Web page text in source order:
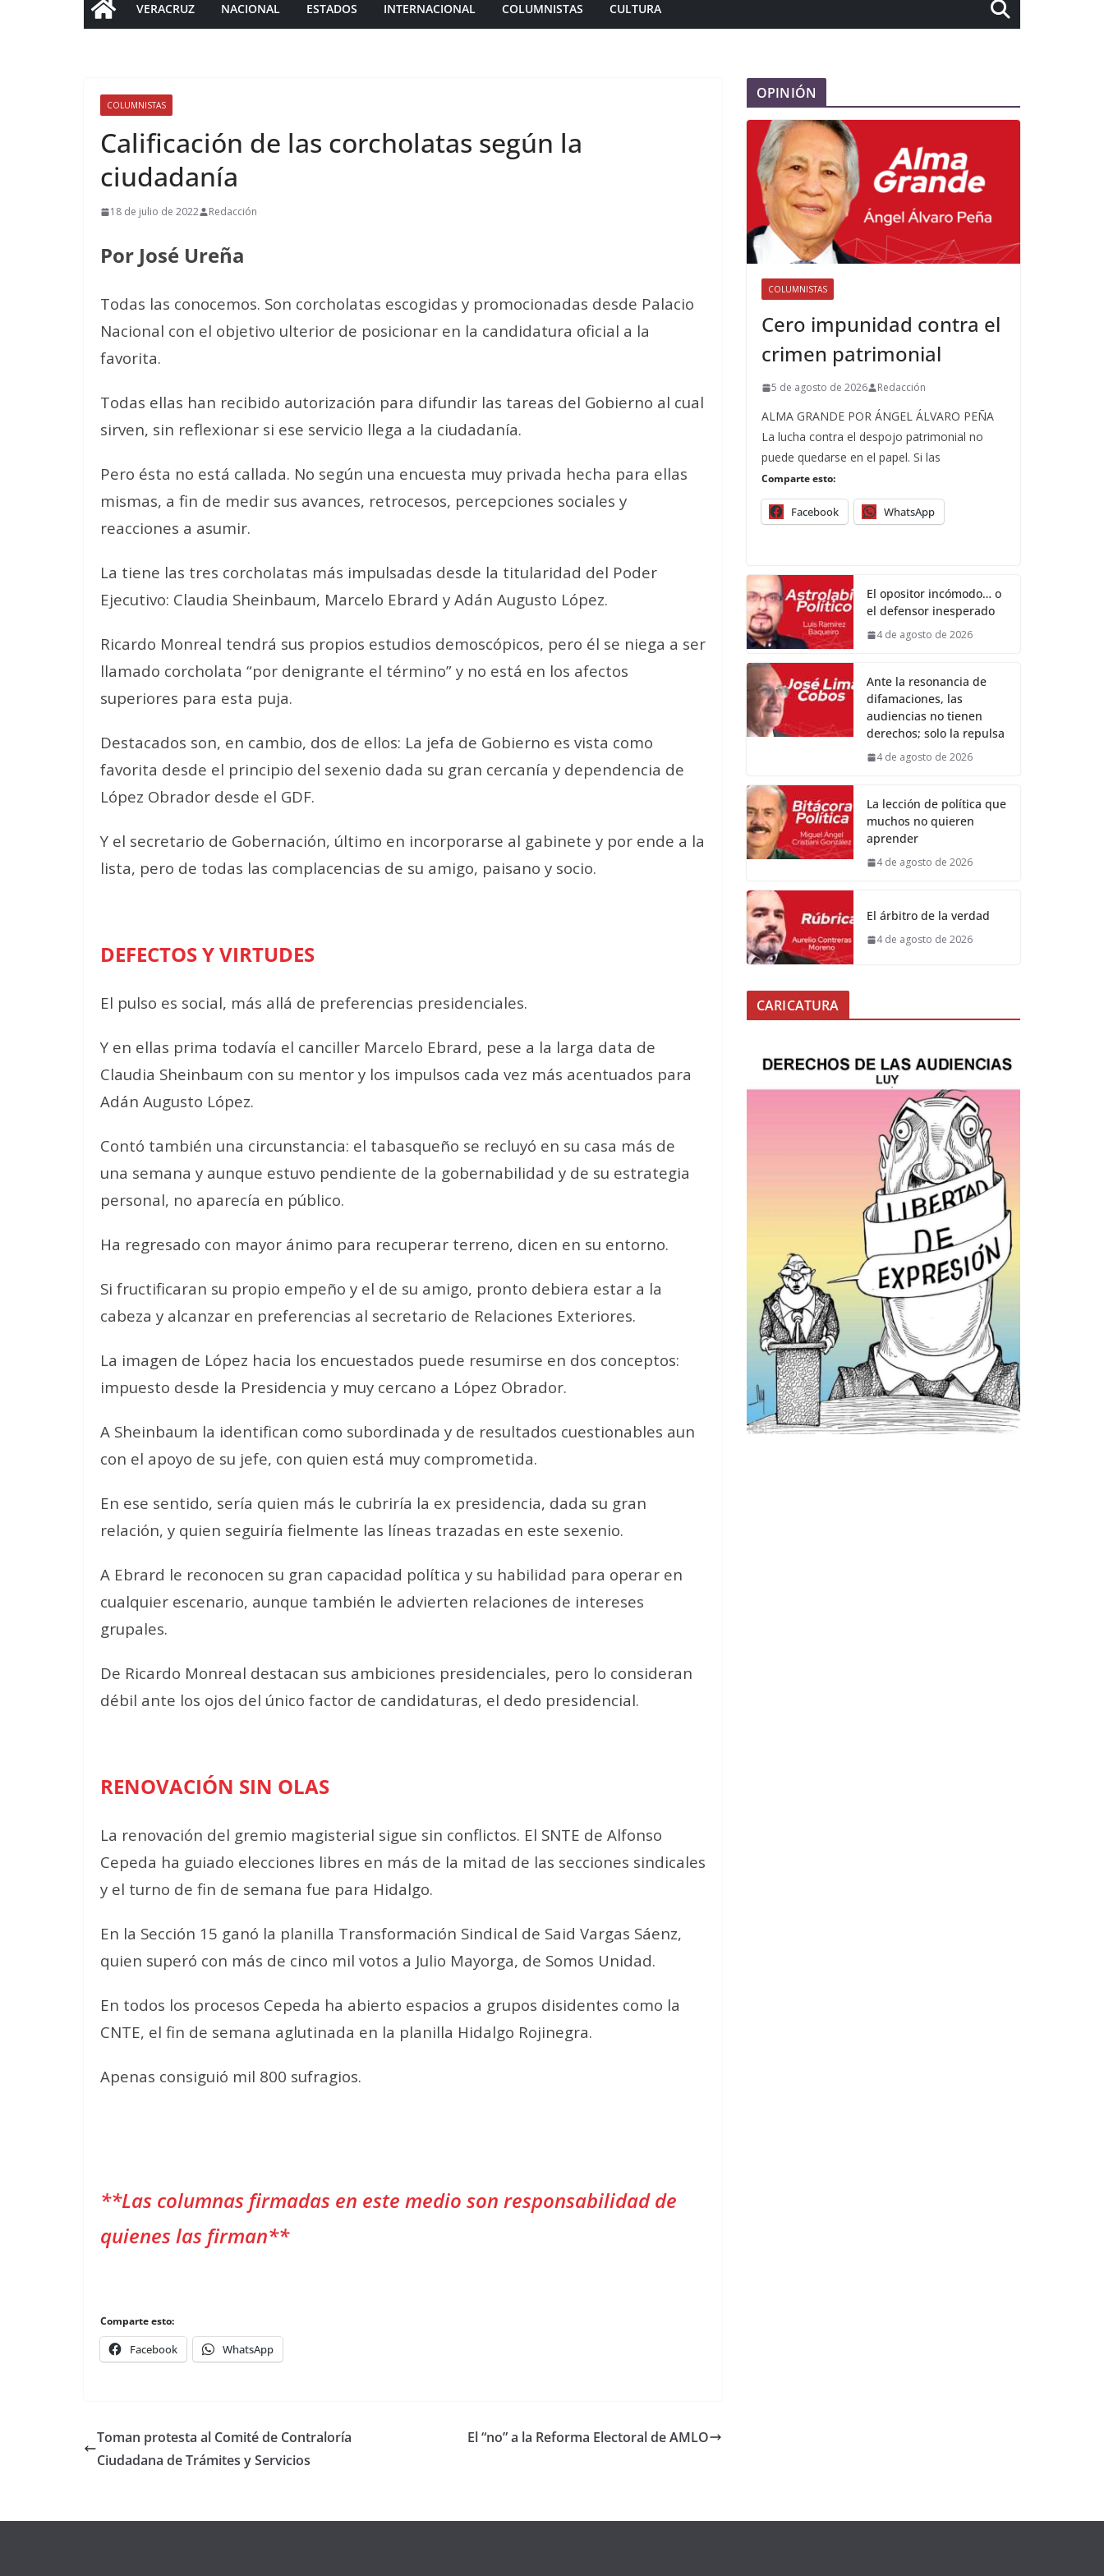
VERACRUZ NACIONAL ESTADOS INTERNACIONAL COLUMNISTAS CULTURA
COLUMNISTAS
Calificación de las corcholatas según la
ciudadanía
18 de julio de 2022 Redacción
Por José Ureña
Todas las conocemos. Son corcholatas escogidas y promocionadas desde Palacio
Nacional con el objetivo ulterior de posicionar en la candidatura oficial a la
favorita.
Todas ellas han recibido autorización para difundir las tareas del Gobierno al cual
sirven, sin reflexionar si ese servicio llega a la ciudadanía.
Pero ésta no está callada. No según una encuesta muy privada hecha para ellas
mismas, a fin de medir sus avances, retrocesos, percepciones sociales y
reacciones a asumir.
La tiene las tres corcholatas más impulsadas desde la titularidad del Poder
Ejecutivo: Claudia Sheinbaum, Marcelo Ebrard y Adán Augusto López.
Ricardo Monreal tendrá sus propios estudios demoscópicos, pero él se niega a ser
llamado corcholata “por denigrante el término” y no está en los afectos
superiores para esta puja.
Destacados son, en cambio, dos de ellos: La jefa de Gobierno es vista como
favorita desde el principio del sexenio dada su gran cercanía y dependencia de
López Obrador desde el GDF.
Y el secretario de Gobernación, último en incorporarse al gabinete y por ende a la
lista, pero de todas las complacencias de su amigo, paisano y socio.
DEFECTOS Y VIRTUDES
El pulso es social, más allá de preferencias presidenciales.
Y en ellas prima todavía el canciller Marcelo Ebrard, pese a la larga data de
Claudia Sheinbaum con su mentor y los impulsos cada vez más acentuados para
Adán Augusto López.
Contó también una circunstancia: el tabasqueño se recluyó en su casa más de
una semana y aunque estuvo pendiente de la gobernabilidad y de su estrategia
personal, no aparecía en público.
Ha regresado con mayor ánimo para recuperar terreno, dicen en su entorno.
Si fructificaran su propio empeño y el de su amigo, pronto debiera estar a la
cabeza y alcanzar en preferencias al secretario de Relaciones Exteriores.
La imagen de López hacia los encuestados puede resumirse en dos conceptos:
impuesto desde la Presidencia y muy cercano a López Obrador.
A Sheinbaum la identifican como subordinada y de resultados cuestionables aun
con el apoyo de su jefe, con quien está muy comprometida.
En ese sentido, sería quien más le cubriría la ex presidencia, dada su gran
relación, y quien seguiría fielmente las líneas trazadas en este sexenio.
A Ebrard le reconocen su gran capacidad política y su habilidad para operar en
cualquier escenario, aunque también le advierten relaciones de intereses
grupales.
De Ricardo Monreal destacan sus ambiciones presidenciales, pero lo consideran
débil ante los ojos del único factor de candidaturas, el dedo presidencial.
RENOVACIÓN SIN OLAS
La renovación del gremio magisterial sigue sin conflictos. El SNTE de Alfonso
Cepeda ha guiado elecciones libres en más de la mitad de las secciones sindicales
y el turno de fin de semana fue para Hidalgo.
En la Sección 15 ganó la planilla Transformación Sindical de Said Vargas Sáenz,
quien superó con más de cinco mil votos a Julio Mayorga, de Somos Unidad.
En todos los procesos Cepeda ha abierto espacios a grupos disidentes como la
CNTE, el fin de semana aglutinada en la planilla Hidalgo Rojinegra.
Apenas consiguió mil 800 sufragios.
**Las columnas firmadas en este medio son responsabilidad de
quienes las firman**
Comparte esto:
Facebook WhatsApp
Toman protesta al Comité de Contraloría
Ciudadana de Trámites y Servicios
El “no” a la Reforma Electoral de AMLO
OPINIÓN
COLUMNISTAS
Cero impunidad contra el
crimen patrimonial
5 de agosto de 2026 Redacción
ALMA GRANDE POR ÁNGEL ÁLVARO PEÑA
La lucha contra el despojo patrimonial no
puede quedarse en el papel. Si las
Comparte esto:
Facebook WhatsApp
El opositor incómodo… o
el defensor inesperado
4 de agosto de 2026
Ante la resonancia de
difamaciones, las
audiencias no tienen
derechos; solo la repulsa
4 de agosto de 2026
La lección de política que
muchos no quieren
aprender
4 de agosto de 2026
El árbitro de la verdad
4 de agosto de 2026
CARICATURA